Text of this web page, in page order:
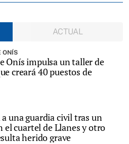
ACTUAL
ONÍS
Onís impulsa un taller de
creará 40 puestos de
una guardia civil tras un
el cuartel de Llanes y otro
herido grave